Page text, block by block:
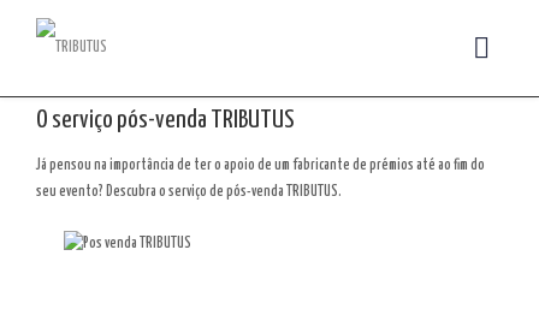
O serviço pós-venda TRIBUTUS
Já pensou na importância de ter o apoio de um fabricante de prémios até ao fim do
seu evento? Descubra o serviço de pós-venda TRIBUTUS.